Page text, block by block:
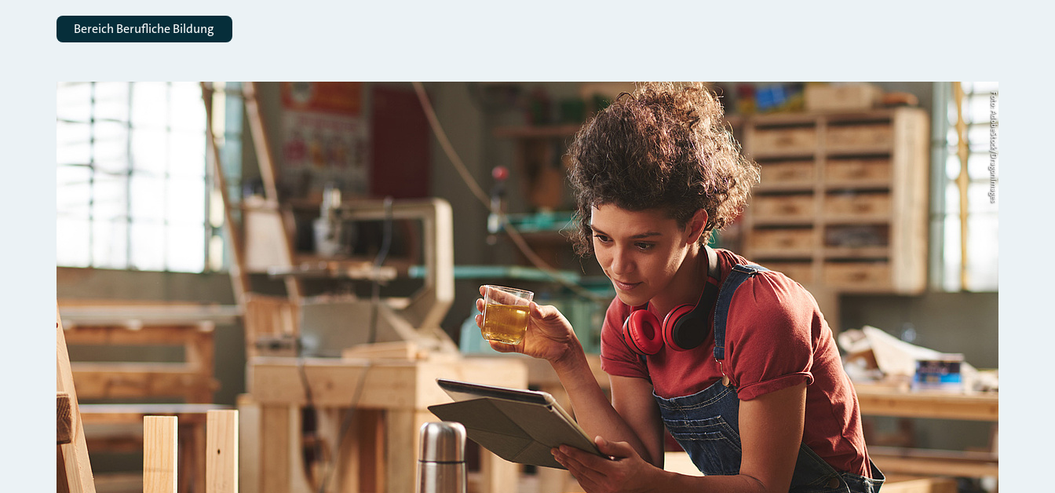
Bereich Berufliche Bildung
Foto: AdobeStock/DragonImages